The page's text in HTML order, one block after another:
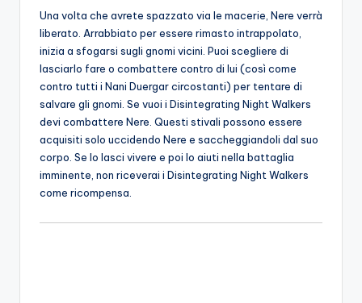
Una volta che avrete spazzato via le macerie, Nere verrà
liberato. Arrabbiato per essere rimasto intrappolato,
inizia a sfogarsi sugli gnomi vicini. Puoi scegliere di
lasciarlo fare o combattere contro di lui (così come
contro tutti i Nani Duergar circostanti) per tentare di
salvare gli gnomi. Se vuoi i Disintegrating Night Walkers
devi combattere Nere. Questi stivali possono essere
acquisiti solo uccidendo Nere e saccheggiandoli dal suo
corpo. Se lo lasci vivere e poi lo aiuti nella battaglia
imminente, non riceverai i Disintegrating Night Walkers
come ricompensa.